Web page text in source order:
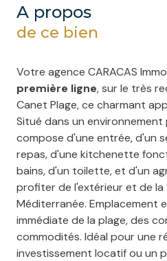
a propos
de ce bien
Votre agence CARACAS
première ligne, sur le très
Canet Plage, ce charmant
Situé dans un environnement
compose d'une entrée, d'un
repas, d'une kitchenette
bains, d'un toilette, et d'un
profiter de l'extérieur et de la
Méditerranée. Emplacement
immédiate de la plage, des
commodités. Idéal pour une
investissement locatif ou un